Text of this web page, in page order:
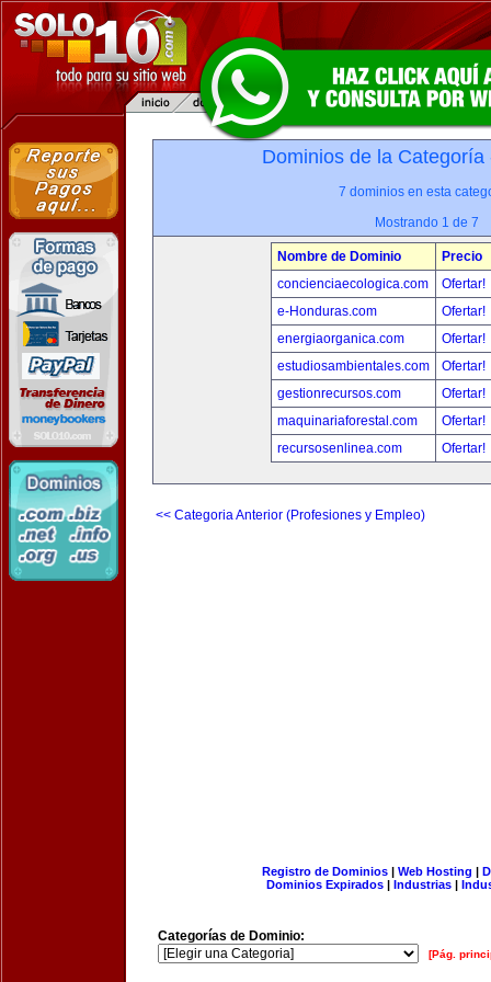
Dominios de la
7 dominios en esta
Mostrando 1 de 7
Nombre de Dominio
Precio
concienciaecologica.com
Ofertar!
e-Honduras.com
Ofertar!
energiaorganica.com
Ofertar!
estudiosambientales.com
Ofertar!
gestionrecursos.com
Ofertar!
maquinariaforestal.com
Ofertar!
recursosenlinea.com
Ofertar!
<< Categoria Anterior (Profesiones y Empleo)
Registro de Dominios| Web Hosting |
Dominios Expirados | Industrias |
Categorías de Dominio:
[Pág.